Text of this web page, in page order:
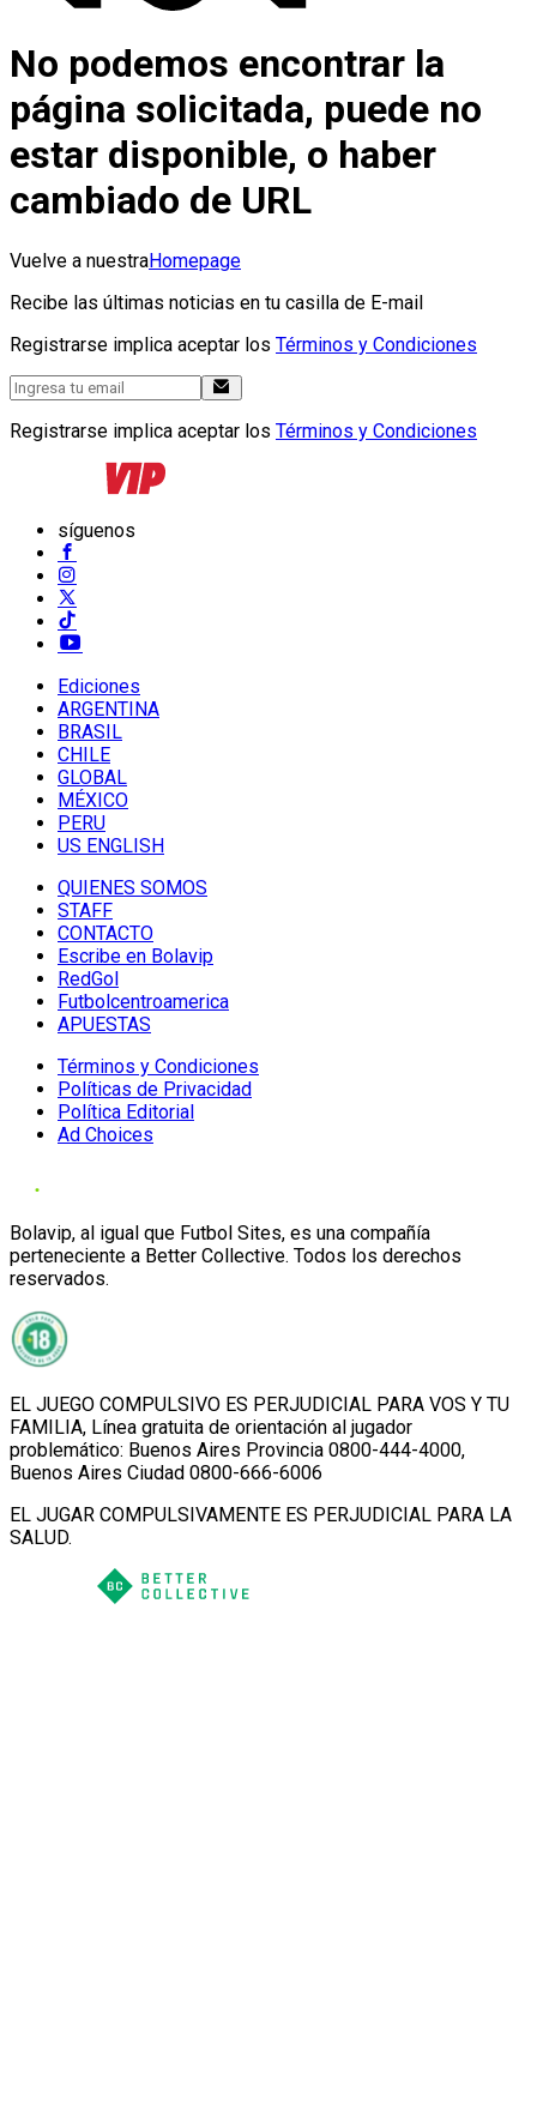
No podemos encontrar la
página solicitada, puede no
estar disponible, o haber
cambiado de URL
Vuelve a nuestraHomepage
Recibe las últimas noticias en tu casilla de E-mail
Registrarse implica aceptar los Términos y Condiciones
Registrarse implica aceptar los Términos y Condiciones
síguenos
Ediciones
ARGENTINA
BRASIL
CHILE
GLOBAL
MÉXICO
PERU
US ENGLISH
QUIENES SOMOS
STAFF
CONTACTO
Escribe en Bolavip
RedGol
Futbolcentroamerica
APUESTAS
Términos y Condiciones
Políticas de Privacidad
Política Editorial
Ad Choices
Bolavip, al igual que Futbol Sites, es una compañía
perteneciente a Better Collective. Todos los derechos
reservados.
EL JUEGO COMPULSIVO ES PERJUDICIAL PARA VOS Y TU
FAMILIA, Línea gratuita de orientación al jugador
problemático: Buenos Aires Provincia 0800-444-4000,
Buenos Aires Ciudad 0800-666-6006
EL JUGAR COMPULSIVAMENTE ES PERJUDICIAL PARA LA
SALUD.